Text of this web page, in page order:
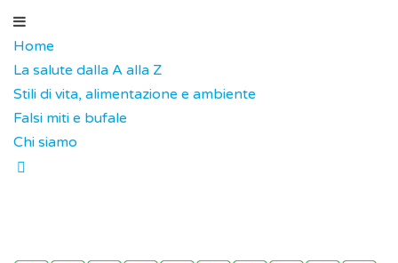
Home
La salute dalla A alla Z
Stili di vita, alimentazione e ambiente
Falsi miti e bufale
Chi siamo